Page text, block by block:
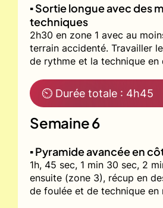
▪️ Sortie longue avec des
techniques
2h30 en zone 1 avec au
terrain accidenté. Travailler
de rythme et la technique en
⏲ Durée totale : 4h45
Semaine 6
▪️ Pyramide avancée en
1h, 45 sec, 1 min 30 sec, 2
ensuite (zone 3), récup en
de foulée et de technique en